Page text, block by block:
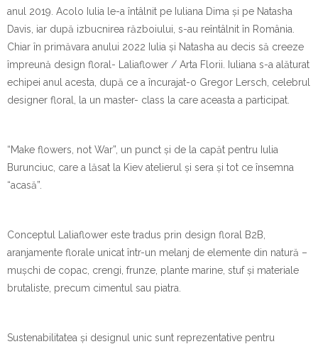
anul 2019. Acolo Iulia le-a întâlnit pe Iuliana Dima și pe Natasha
Davis, iar după izbucnirea războiului, s-au reîntâlnit în România.
Chiar în primăvara anului 2022 Iulia și Natasha au decis să creeze
împreună design floral- Laliaflower / Arta Florii. Iuliana s-a alăturat
echipei anul acesta, după ce a încurajat-o Gregor Lersch, celebrul
designer floral, la un master- class la care aceasta a participat.
“Make flowers, not War”, un punct și de la capăt pentru Iulia
Burunciuc, care a lăsat la Kiev atelierul și sera și tot ce însemna
“acasă”.
Conceptul Laliaflower este tradus prin design floral B2B,
aranjamente florale unicat într-un melanj de elemente din natură –
mușchi de copac, crengi, frunze, plante marine, stuf și materiale
brutaliste, precum cimentul sau piatra.
Sustenabilitatea și designul unic sunt reprezentative pentru